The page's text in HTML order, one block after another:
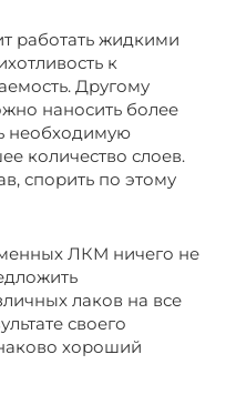
работать жидкими
к
Другому
наносить более
необходимую
количество слоев.
спорить по этому
ЛКМ ничего не
лаков на все
своего
хороший